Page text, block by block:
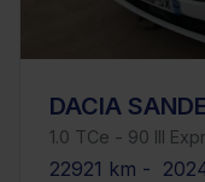
DACIA
1.0 TCe - 90 III
22921 km -